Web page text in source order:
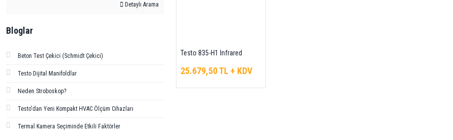
Detaylı Arama
Bloglar
Beton Test Çekici (Schmidt Çekici)
Testo Dijital Manifoldlar
Neden Stroboskop?
Testo'dan Yeni Kompakt HVAC Ölçüm Cihazları
Termal Kamera Seçiminde Etkili Faktörler
Testo 835-H1 Infrared
Nem Modülü
25.679,50 TL + KDV